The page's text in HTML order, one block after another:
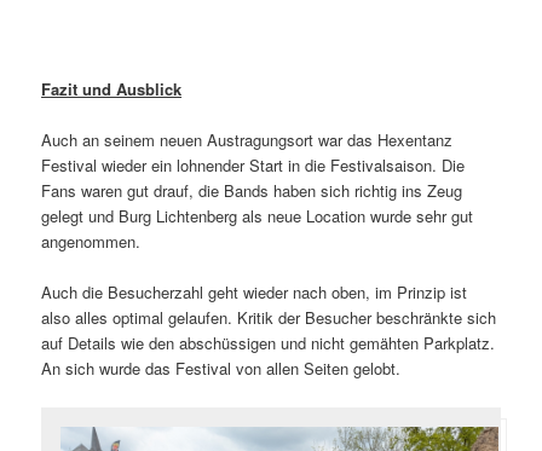
Fazit und Ausblick
Auch an seinem neuen Austragungsort war das Hexentanz
Festival wieder ein lohnender Start in die Festivalsaison. Die
Fans waren gut drauf, die Bands haben sich richtig ins Zeug
gelegt und Burg Lichtenberg als neue Location wurde sehr gut
angenommen.
Auch die Besucherzahl geht wieder nach oben, im Prinzip ist
also alles optimal gelaufen. Kritik der Besucher beschränkte sich
auf Details wie den abschüssigen und nicht gemähten Parkplatz.
An sich wurde das Festival von allen Seiten gelobt.